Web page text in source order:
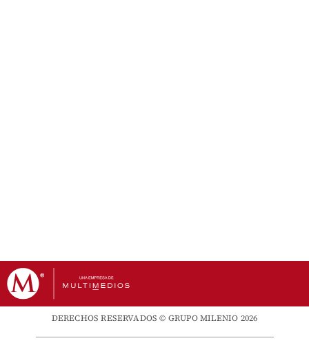
DERECHOS RESERVADOS © GRUPO MILENIO 2026